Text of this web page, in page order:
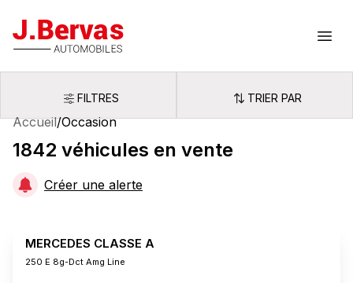
J.Bervas
Filtres
FILTRES Trier par
TRIER PAR
Accueil/Occasion
1842 véhicules en vente
Créer une alerte
MERCEDES CLASSE A
250 E 8g-Dct Amg Line